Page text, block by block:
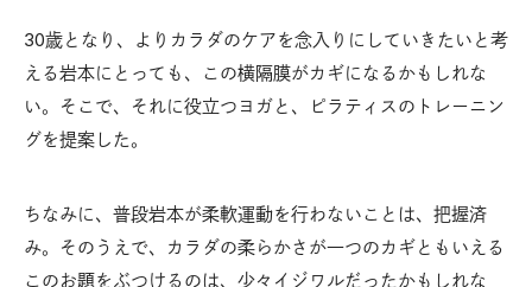
30歳となり、よりカラダのケアを念入りにしていきたいと考
える岩本にとっても、この横隔膜がカギになるかもしれな
い。そこで、それに役立つヨガと、ピラティスのトレーニン
グを提案した。
ちなみに、普段岩本が柔軟運動を行わないことは、把握済
み。そのうえで、カラダの柔らかさが一つのカギともいえる
このお題をぶつけるのは、少々イジワルだったかもしれな